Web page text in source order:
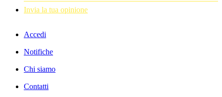
Invia la tua opinione
Accedi
Notifiche
Chi siamo
Contatti